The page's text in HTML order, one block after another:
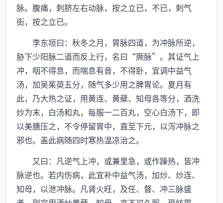
脉。腹痛，刺脐左右动脉，按之立已，不已，刺气
街，按之立已。
李东垣曰：秋冬之月，胃脉四道，为冲脉所逆，
胁下少阳脉二道而反上行，名曰“厥脉”。其证气上
冲，咽不得息，而喘息有音，不得卧，宜调中益气
汤，加吴茱萸五分，随气多少用之脾胃论。夏月有
此，乃大热之证，用黄连、黄蘗、知母各等分，酒洗
炒为末，白汤和丸，每服一二百丸，空心白汤下，即
以美膳压之，不令停留胃中，直至下元，以泻冲脉之
邪也。盖此病随四时寒热温凉治之。
又曰：凡逆气上冲，或兼里急，或作躁热，皆冲
脉逆也。若内伤病，此宜补中益气汤，加炒、炒连、
知母，以泄冲脉。凡肾火旺，及任、督、冲三脉盛